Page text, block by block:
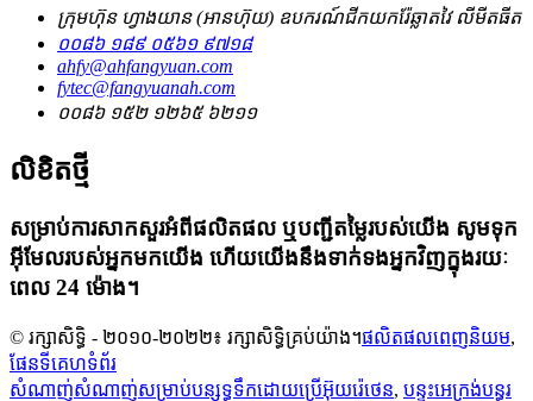
ក្រុមហ៊ុន ហ្វាងយាន (អានហ៊ុយ) ឧបករណ៍ជីកយករ៉ែឆ្លាតវៃ លីមីតធីត
០០៨៦ ១៨៩ ០៥៦១ ៩៧១៨
ahfy@ahfangyuan.com
fytec@fangyuanah.com
០០៨៦ ១៥២ ១២៦៥ ៦២១១
លិខិតថ្មី
សម្រាប់ការសាកសួរអំពីផលិតផល ឬបញ្ជីតម្លៃរបស់យើង សូមទុក
អ៊ីមែលរបស់អ្នកមកយើង ហើយយើងនឹងទាក់ទងអ្នកវិញក្នុងរយៈ
ពេល 24 ម៉ោង។
© រក្សាសិទ្ធិ - ២០១០-២០២២៖ រក្សាសិទ្ធិគ្រប់យ៉ាង។ផលិតផលពេញនិយម,
ផែនទីគេហទំព័រ
សំណាញ់សំណាញ់សម្រាប់បន្សុទ្ធទឹកដោយប្រើអ៊ុយរ៉េថេន, បន្ទះអេក្រង់បន្ធូរ